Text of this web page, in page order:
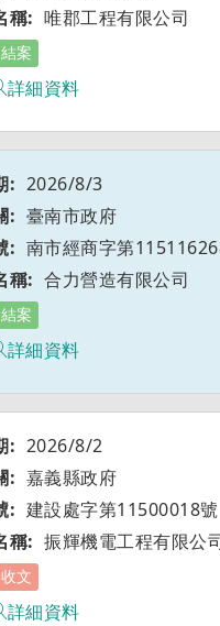
唯郡工程有限公司
結案
詳細資料
2026/8/3
臺南市政府
南市經商字第
合力營造有限公司
結案
詳細資料
2026/8/2
嘉義縣政府
建設處字第11500018號
振輝機電工程有限公
收文
詳細資料